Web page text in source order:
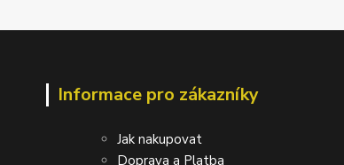
Informace pro zákazníky
Jak nakupovat
Doprava a Platba